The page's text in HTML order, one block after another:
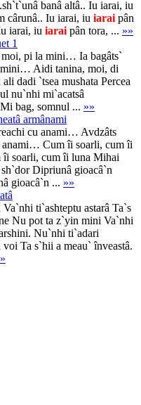
banâ altâ.. Iu iarai, iu
cârunâ.. Iu iarai, iu iarai pân
iarai, iu iarai pân tora, ... »»
1
moi, pi la mini… Ia bagâts`
mini… Aidi tanina, moi, di
dadi `tsea mushata Percea
nu`nhi mi`acatsâ
bag, somnul ... »»
armânami
cu anami… Avdzâts
anami… Cum îi soarli, cum îi
soarli, cum îi luna Mihai
Dipriunâ gioacâ`n
gioacâ`n ... »»
ti`ashteptu astarâ Ta`s
Nu pot ta z`yin mini Va`nhi
Nu`nhi ti`adari
Ta s`hii a meau` înveastâ.